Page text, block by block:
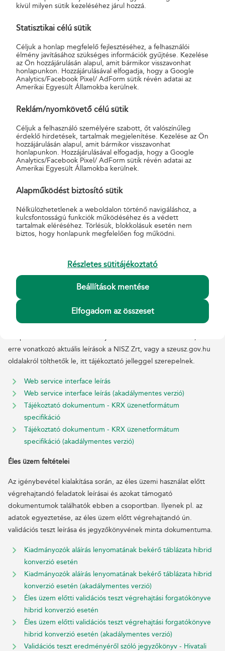
Díjmentes igénybevételi dokumentum - definíciók
(akadálymentes verzió)
Díjmentes igénybevételi dokumentum - folyamatleírások
Díjmentes igénybevételi dokumentum - folyamatleírások
(akadálymentes verzió)
Másolatkészítési rendek
A másolatkészítés szabályrendszere, a mindenkor aktualizált
Hibrid konverzió másolatkészítési rend
Hibrid konverzió másolatkészítési rend (akadálymentes
verzió)
Inverz hibrid konverzió másolatkészítési rend (akadálymentes
A Hibrid másolatkészítési rend kiegészítő dokumentuma
A Hibrid másolatkészítési rend kiegészítő dokumentuma
(akadálymentes verzió)
A szolgáltatás igénybevételéhez a kapcsolat kétféle módjának
specifikációja található ebben a csoportban. A web service a
Magyar Posta által kialakított natív kapcsolatot jelenti, a Hivatali
Kapu pedig a közigazgatás Központi Rendszerének szabályai
szerinti csatlakozás lehetőségét nyújtja. Mivel az utóbbiak a
erre vonatkozó aktuális leírások a NISZ Zrt, vagy a szeusz.gov.hu
oldalakról tölthetők le, itt tájékoztató jelleggel szerepelnek.
Web service interface leírás
Web service interface leírás (akadálymentes verzió)
Tájékoztató dokumentum - KRX üzenetformátum
specifikáció
Tájékoztató dokumentum - KRX üzenetformátum
specifikáció (akadálymentes verzió)
Éles üzem feltételei
Az igénybevétel kialakítása során, az éles üzemi használat előtt
végrehajtandó feladatok leírásai és azokat támogató
dokumentumok találhatók ebben a csoportban. Ilyenek pl. az
adatok egyeztetése, az éles üzem előtt végrehajtandó ún.
validációs teszt leírása és jegyzőkönyvének minta dokumentuma.
Kiadmányozók aláírás lenyomatának bekérő táblázata hibrid
konverzió esetén
Kiadmányozók aláírás lenyomatának bekérő táblázata hibrid
konverzió esetén (akadálymentes verzió)
Éles üzem előtti validációs teszt végrehajtási forgatókönyve
hibrid konverzió esetén
Éles üzem előtti validációs teszt végrehajtási forgatókönyve
hibrid konverzió esetén (akadálymentes verzió)
Validációs teszt eredményéről szóló jegyzőkönyv - Hivatali
kívül milyen sütik kezeléséhez járul hozzá.
Statisztikai célú sütik
Céljuk a honlap megfelelő fejlesztéséhez, a felhasználói
élmény javításához szükséges információk gyűjtése. Kezelése
az Ön hozzájárulásán alapul, amit bármikor visszavonhat
honlapunkon. Hozzájárulásával elfogadja, hogy a Google
Analytics/Facebook Pixel/ AdForm sütik révén adatai az
Amerikai Egyesült Államokba kerülnek.
Reklám/nyomkövető célú sütik
Céljuk a felhasználó személyére szabott, őt valószínűleg
érdeklő hirdetések, tartalmak megjelenítése. Kezelése az Ön
hozzájárulásán alapul, amit bármikor visszavonhat
honlapunkon. Hozzájárulásával elfogadja, hogy a Google
Analytics/Facebook Pixel/ AdForm sütik révén adatai az
Amerikai Egyesült Államokba kerülnek.
Alapműködést biztosító sütik
Nélkülözhetetlenek a weboldalon történő navigáláshoz, a
kulcsfontosságú funkciók működéséhez és a védett
tartalmak eléréséhez. Törlésük, blokkolásuk esetén nem
biztos, hogy honlapunk megfelelően fog működni.
Részletes sütitájékoztató
Beállítások mentése
Elfogadom az összeset